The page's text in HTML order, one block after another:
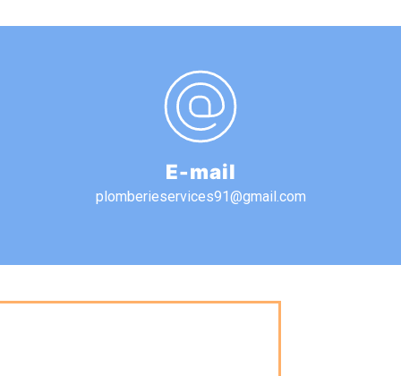
E-mail
plomberieservices91@gmail.com